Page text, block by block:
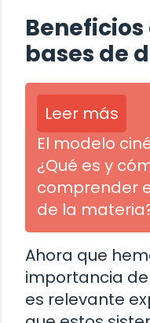
bases de
Leer más
El modelo
¿Qué es y
comprender
de la
Ahora que
importancia
es relevante